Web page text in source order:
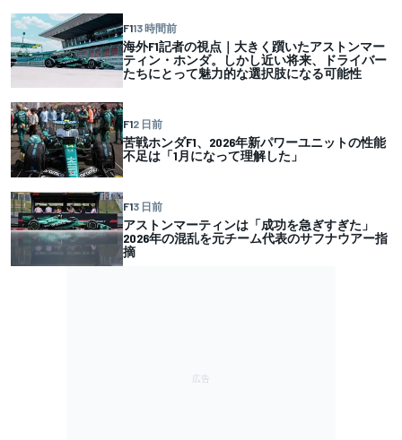
F113 時間前
海外F1記者の視点｜大きく躓いたアストンマー
ティン・ホンダ。しかし近い将来、ドライバー
たちにとって魅力的な選択肢になる可能性
F12 日前
苦戦ホンダF1、2026年新パワーユニットの性能
不足は「1月になって理解した」
F13 日前
アストンマーティンは「成功を急ぎすぎた」
2026年の混乱を元チーム代表のサフナウアー指
摘